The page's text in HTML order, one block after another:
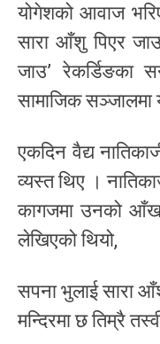
योगेशको आवाज
सारा आँशु पिएर
जाउ’ रेकर्डिङका
सामाजिक
एकदिन वैद्य
व्यस्त थिए ।
कागजमा उनको
लेखिएको थियो,
सपना भुलाई सारा
मन्दिरमा छ तिम्रै